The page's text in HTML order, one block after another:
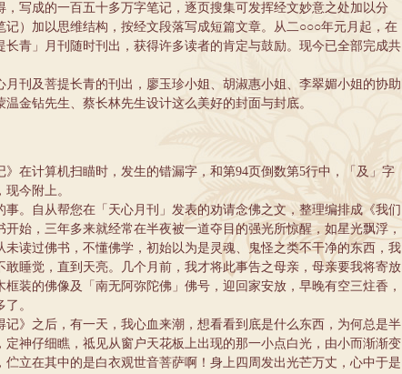
，写成的一百五十多万字笔记，逐页搜集可发挥经文妙意之处加以分
记）加以思维结构，按经文段落写成短篇文章。从二○○○年元月起，在
长青」月刊随时刊出，获得许多读者的肯定与鼓励。现今已全部完成共
及菩提长青的刊出，廖玉珍小姐、胡淑惠小姐、李翠媚小姐的协助
金钻先生、蔡长林先生设计这么美好的封面与封底。
计算机扫瞄时，发生的错漏字，和第94页倒数第5行中，「及」字
今附上。
自从帮您在「天心月刊」发表的劝请念佛之文，整理编排成《我们
开始，三年多来就经常在半夜被一道夺目的强光所惊醒，如星光飘浮，
未读过佛书，不懂佛学，初始以为是灵魂、鬼怪之类不干净的东西，我
敢睡觉，直到天亮。几个月前，我才将此事告之母亲，母亲要我将寄放
装的佛像及「南无阿弥陀佛」佛号，迎回家安放，早晚有空三炷香，
。
之后，有一天，我心血来潮，想看看到底是什么东西，为何总是半
定神仔细瞧，祗见从窗户天花板上出现的那一小点白光，由小而渐渐变
伫立在其中的是白衣观世音菩萨啊！身上四周发出光芒万丈，心中于是